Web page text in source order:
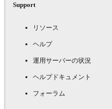
Support
リソース
ヘルプ
運用サーバーの状況
ヘルプドキュメント
フォーラム